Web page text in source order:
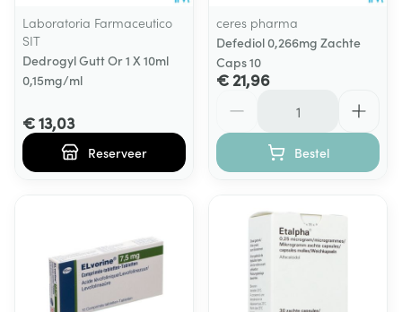
Laboratoria Farmaceutico
SIT
Dedrogyl Gutt Or 1 X 10ml
0,15mg/ml
€ 13,03
Reserveer
ceres pharma
Defediol 0,266mg Zachte
Caps 10
€ 21,96
Bestel